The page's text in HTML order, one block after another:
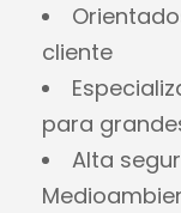
cliente
para
Alta